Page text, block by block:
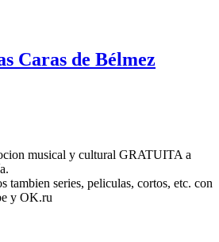
Caras de Bélmez
musical y cultural GRATUITA a
tambien series, peliculas, cortos, etc. con
y OK.ru